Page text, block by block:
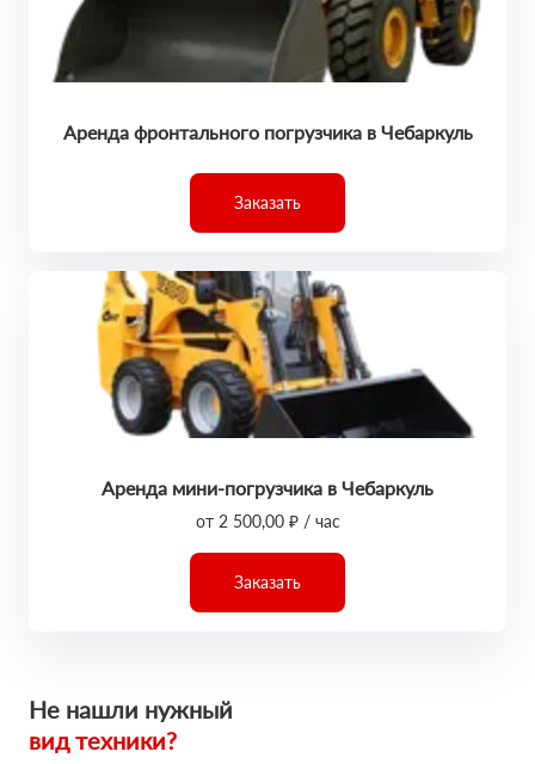
Аренда фронтального погрузчика в Чебаркуль
Заказать
Аренда мини-погрузчика в Чебаркуль
от 2 500,00 ₽ / час
Заказать
Не нашли нужный
вид техники?